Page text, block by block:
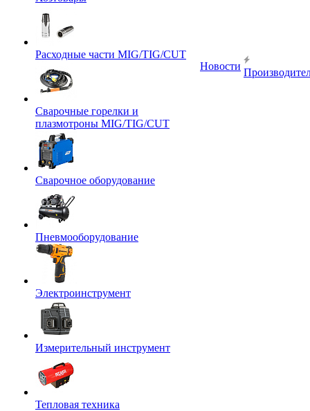
Расходные части MIG/TIG/CUT
Сварочные горелки и
плазмотроны MIG/TIG/CUT
Сварочное оборудование
Пневмооборудование
Электроинструмент
Измерительный инструмент
Тепловая техника
Новости